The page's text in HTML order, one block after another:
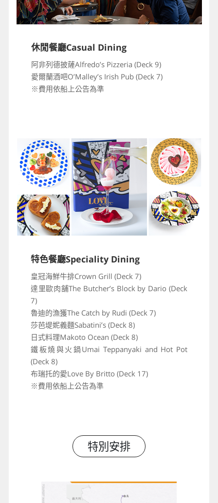
休閒餐廳Casual Dining
阿非列德披薩Alfredo’s Pizzeria (Deck 9)
愛爾蘭酒吧O’Malley’s Irish Pub (Deck 7)
※費用依船上公告為準
特色餐廳Speciality Dining
皇冠海鮮牛排Crown Grill (Deck 7)
達里歐肉舖The Butcher’s Block by Dario (Deck
7)
魯迪的漁獲The Catch by Rudi (Deck 7)
莎芭堤妮義麵Sabatini’s (Deck 8)
日式料理Makoto Ocean (Deck 8)
鐵板燒與火鍋Umai Teppanyaki and Hot Pot
(Deck 8)
布瑞托的愛Love By Britto (Deck 17)
※費用依船上公告為準
特別安排